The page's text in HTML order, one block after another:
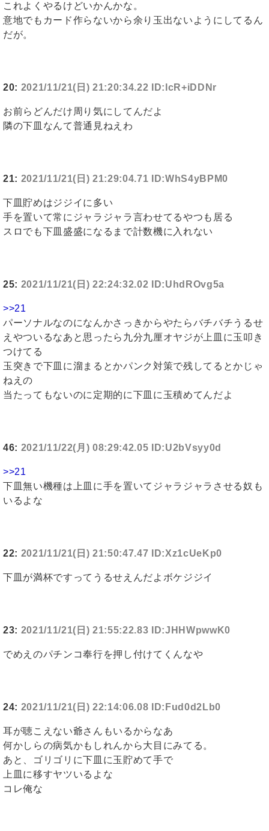
これよくやるけどいかんかな。
意地でもカード作らないから余り玉出ないようにしてるん
だが。
20: 2021/11/21(日) 21:20:34.22 ID:lcR+iDDNr
お前らどんだけ周り気にしてんだよ
隣の下皿なんて普通見ねえわ
21: 2021/11/21(日) 21:29:04.71 ID:WhS4yBPM0
下皿貯めはジジイに多い
手を置いて常にジャラジャラ言わせてるやつも居る
スロでも下皿盛盛になるまで計数機に入れない
25: 2021/11/21(日) 22:24:32.02 ID:UhdROvg5a
>>21
パーソナルなのになんかさっきからやたらバチバチうるせ
えやついるなあと思ったら九分九厘オヤジが上皿に玉叩き
つけてる
玉突きで下皿に溜まるとかパンク対策で残してるとかじゃ
ねえの
当たってもないのに定期的に下皿に玉積めてんだよ
46: 2021/11/22(月) 08:29:42.05 ID:U2bVsyy0d
>>21
下皿無い機種は上皿に手を置いてジャラジャラさせる奴も
いるよな
22: 2021/11/21(日) 21:50:47.47 ID:Xz1cUeKp0
下皿が満杯ですってうるせえんだよボケジジイ
23: 2021/11/21(日) 21:55:22.83 ID:JHHWpwwK0
でめえのパチンコ奉行を押し付けてくんなや
24: 2021/11/21(日) 22:14:06.08 ID:Fud0d2Lb0
耳が聴こえない爺さんもいるからなあ
何かしらの病気かもしれんから大目にみてる。
あと、ゴリゴリに下皿に玉貯めて手で
上皿に移すヤツいるよな
コレ俺な